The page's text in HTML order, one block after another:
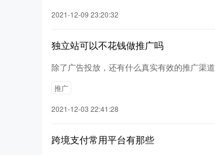
2021-12-09 23:20:32
独立站可以不花钱做推广吗
除了广告投放，还有什么真实有效的推广渠道
推广
2021-12-03 22:41:28
跨境支付常用平台有那些